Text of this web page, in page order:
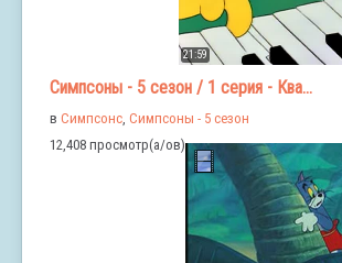
21:59
Симпсоны - 5 сезон / 1 серия - Ква...
в Симпсонс, Симпсоны - 5 сезон
12,408 просмотр(а/ов)